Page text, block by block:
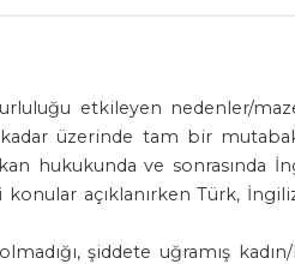
etkileyen nedenler/
üzerinde tam bir
hukukunda ve sonrasında
konular açıklanırken Türk,
şiddete uğramış